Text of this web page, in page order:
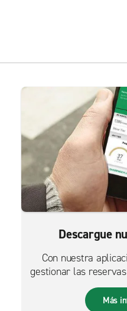
Descargue
Con nuestra
gestionar las
más
Más